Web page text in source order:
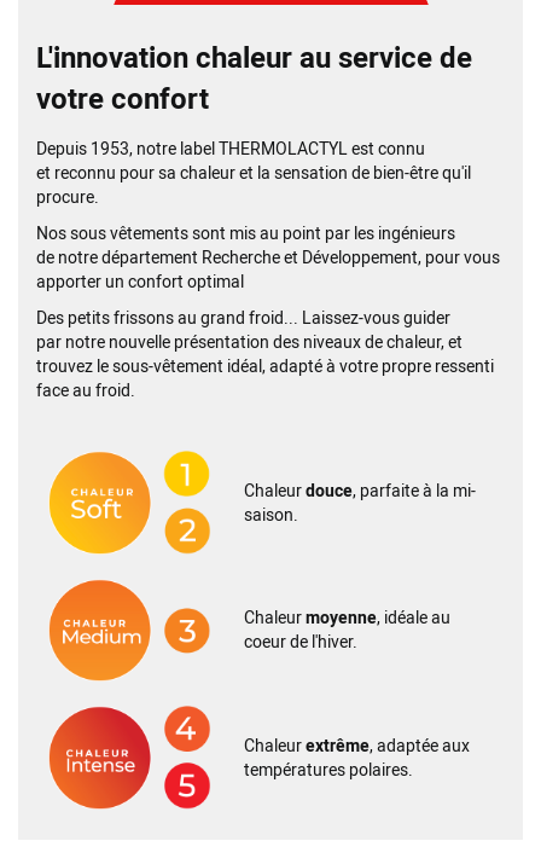
L'innovation chaleur au service de
votre confort
Depuis 1953, notre label THERMOLACTYL est connu
et reconnu pour sa chaleur et la sensation de bien-être qu'il
procure.
Nos sous vêtements sont mis au point par les ingénieurs
de notre département Recherche et Développement, pour vous
apporter un confort optimal
Des petits frissons au grand froid... Laissez-vous guider
par notre nouvelle présentation des niveaux de chaleur,et
trouvez le sous-vêtement idéal, adapté à votre propre ressenti
face au froid.
Chaleurdouce, parfaite à la mi-
saison.
Chaleurmoyenne, idéale au
coeur de l'hiver.
Chaleurextrême, adaptée aux
températures polaires.